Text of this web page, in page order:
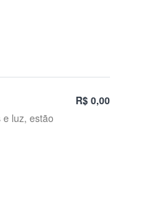
luz, estão
R$ 0,00